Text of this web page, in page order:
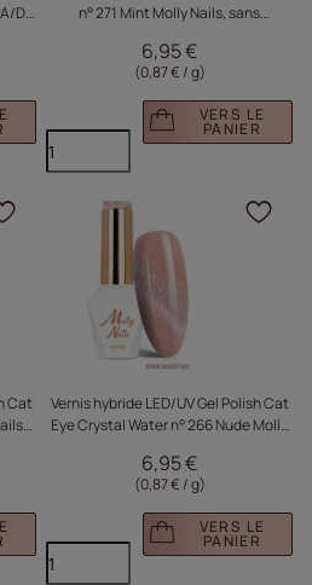
Di-
n° 271 Mint Molly Nails, sans
6,95 €
(0,87 € / g)
VERS LE
PANIER
Cat
Cliquez pour ajouter
Vernis hybride LED/UV Gel Polish Cat
Eye Crystal Water n° 266 Nude Molly
6,95 €
(0,87 € / g)
VERS LE
PANIER